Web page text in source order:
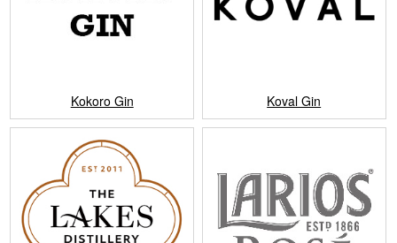
Kokoro Gin Koval Gin